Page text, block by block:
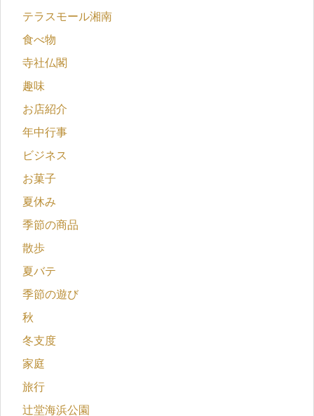
テラスモール湘南
食べ物
寺社仏閣
趣味
お店紹介
年中行事
ビジネス
お菓子
夏休み
季節の商品
散歩
夏バテ
季節の遊び
秋
冬支度
家庭
旅行
辻堂海浜公園